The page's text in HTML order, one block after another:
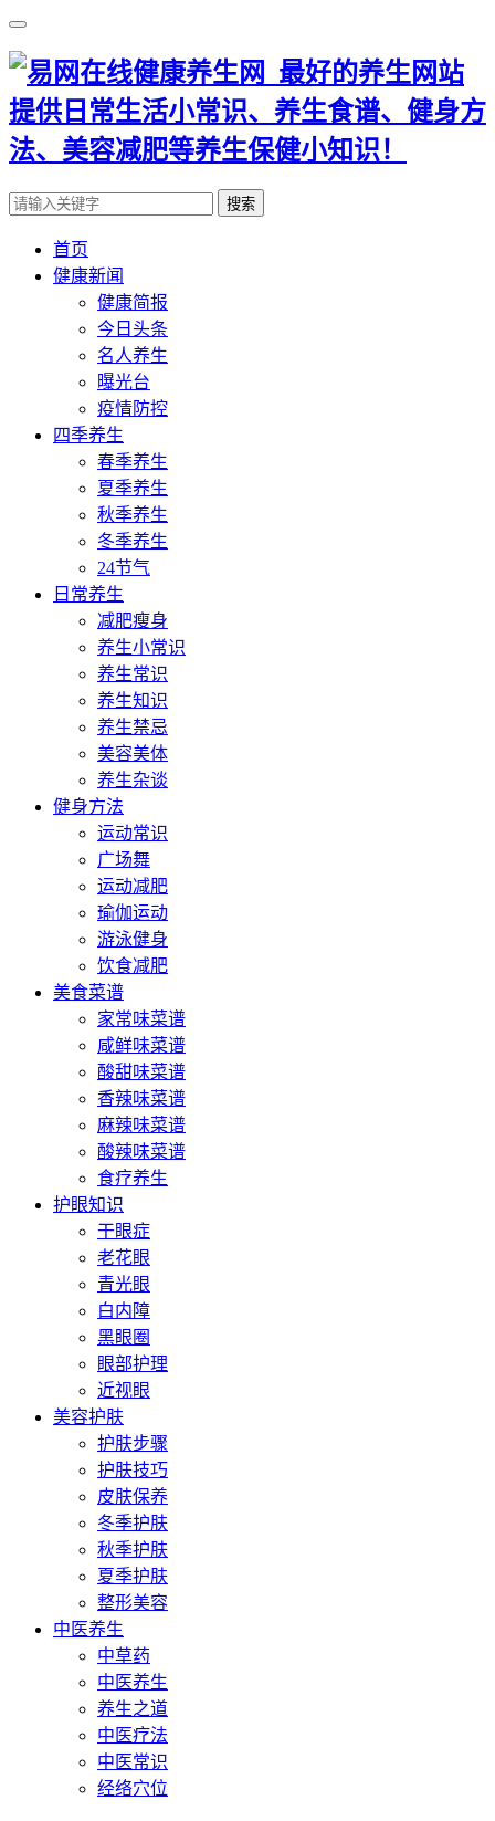
搜索
首页
健康新闻
健康简报
今日头条
名人养生
曝光台
疫情防控
四季养生
春季养生
夏季养生
秋季养生
冬季养生
24节气
日常养生
减肥瘦身
养生小常识
养生常识
养生知识
养生禁忌
美容美体
养生杂谈
健身方法
运动常识
广场舞
运动减肥
瑜伽运动
游泳健身
饮食减肥
美食菜谱
家常味菜谱
咸鲜味菜谱
酸甜味菜谱
香辣味菜谱
麻辣味菜谱
酸辣味菜谱
食疗养生
护眼知识
干眼症
老花眼
青光眼
白内障
黑眼圈
眼部护理
近视眼
美容护肤
护肤步骤
护肤技巧
皮肤保养
冬季护肤
秋季护肤
夏季护肤
整形美容
中医养生
中草药
中医养生
养生之道
中医疗法
中医常识
经络穴位